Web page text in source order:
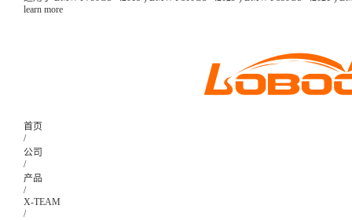
learn more
首页
/
公司
/
产品
/
X-TEAM
/